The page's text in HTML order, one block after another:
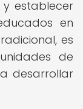
establecer
en
es
de
desarrollar